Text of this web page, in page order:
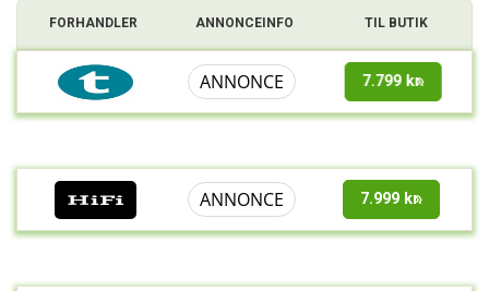
FORHANDLER ANNONCEINFO TIL BUTIK
ANNONCE 7.799 kr.
ANNONCE 7.999 kr.